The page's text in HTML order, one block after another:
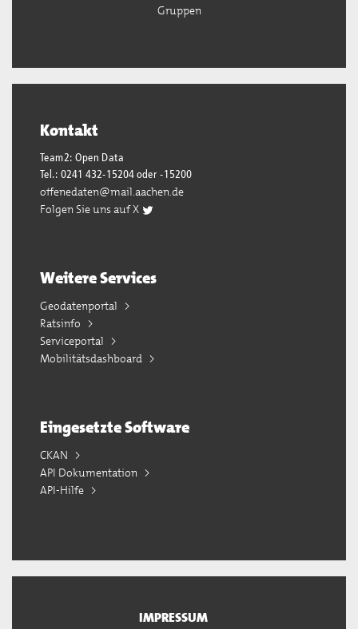
Gruppen
Kontakt
Team2: Open Data
Tel.: 0241 432-15204 oder -15200
offenedaten@mail.aachen.de
Folgen Sie uns auf X
Weitere Services
Geodatenportal
Ratsinfo
Serviceportal
Mobilitätsdashboard
Eingesetzte Software
CKAN
API Dokumentation
API-Hilfe
IMPRESSUM